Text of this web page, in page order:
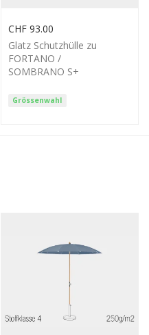
Grössenwahl
Glatz Schutzhülle zu
FORTANO /
SOMBRANO S+
CHF 93.00